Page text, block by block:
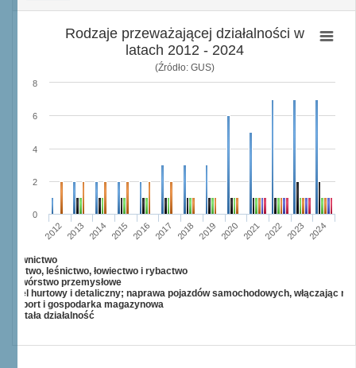
Rodzaje przeważającej działalności w
latach 2012 - 2024
(Źródło: GUS)
2012 2013 2014 2015 2016 2017 2018 2019 2020 2021 2022 2023 2024
0
2
4
6
8
leśnictwo, łowiectwo i rybactwo
przemysłowe
hurtowy i detaliczny; naprawa pojazdów samochodowych, włączając
i gospodarka magazynowa
działalność